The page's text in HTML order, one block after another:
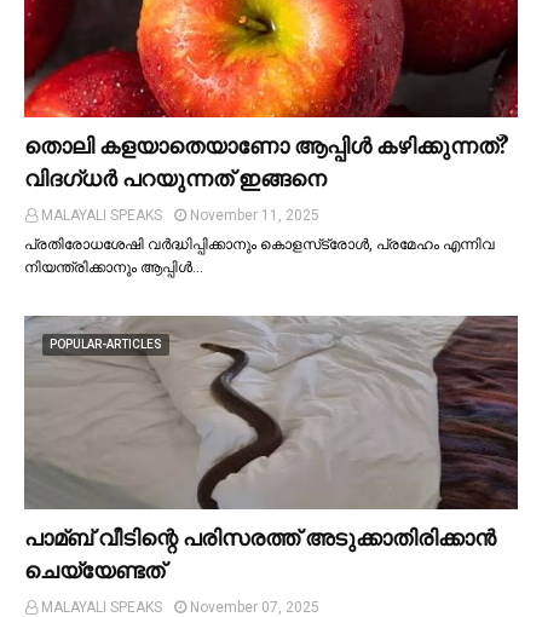
തൊലി കളയാതെയാണോ ആപ്പിള്‍ കഴിക്കുന്നത്?
വിദഗ്ധര്‍ പറയുന്നത് ഇങ്ങനെ
MALAYALI SPEAKS
November 11, 2025
പ്രതിരോധശേഷി വർദ്ധിപ്പിക്കാനും കൊളസ്‌ട്രോള്‍, പ്രമേഹം എന്നിവ
നിയന്ത്രിക്കാനും ആപ്പിള്‍…
POPULAR-ARTICLES
പാമ്ബ് വീടിന്റെ പരിസരത്ത് അടുക്കാതിരിക്കാൻ
ചെയ്യേണ്ടത്
MALAYALI SPEAKS
November 07, 2025